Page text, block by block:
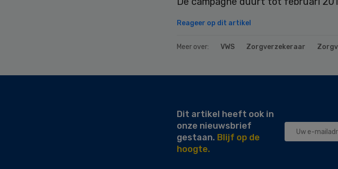
Reageer op dit artikel
Meer over: VWS Zorgverzekeraar
Dit artikel heeft ook in
onze nieuwsbrief
gestaan. Blijf op de
hoogte.